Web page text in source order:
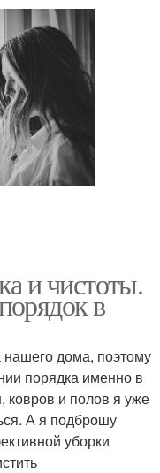
и чистоты.
в
нашего дома, поэтому
порядка именно в
ковров и полов я уже
А я подброшу
уборки